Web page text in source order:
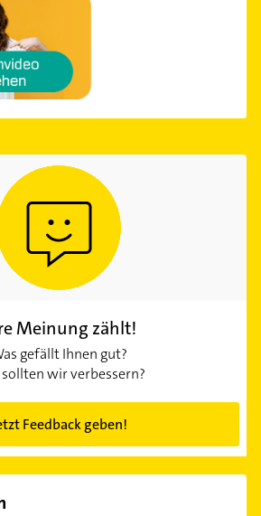
Meinung zählt!
gefällt Ihnen gut?
sollten wir verbessern?
Feedback geben!